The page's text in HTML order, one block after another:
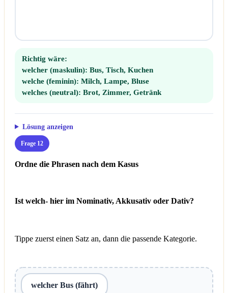
Richtig wäre:
welcher (maskulin): Bus, Tisch, Kuchen
welche (feminin): Milch, Lampe, Bluse
welches (neutral): Brot, Zimmer, Getränk
Lösung anzeigen
Frage 12
Ordne die Phrasen nach dem Kasus
Ist welch- hier im Nominativ, Akkusativ oder Dativ?
Tippe zuerst einen Satz an, dann die passende Kategorie.
welcher Bus (fährt)